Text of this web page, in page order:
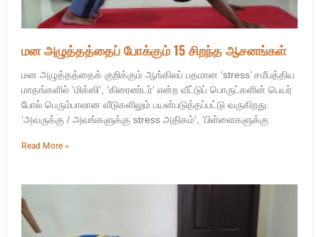
மன அழுத்தத்தைப் போக்கும் 15 சிறந்த ஆசனங்கள்
மன அழுத்தத்தைக் குறிக்கும் ஆங்கிலப் பதமான ‘stress’ சமீபத்திய
மாதங்களில் ‘மிக்ஸி’, ‘கிரைண்டர்’ என்ற வீட்டுப் பொருட்களின் பெயர்
போல் பெரும்பாலான வீடுகளிலும் பயன்படுத்தப்பட்டு வருகிறது.
‘அவருக்கு / அவங்களுக்கு stress அதிகம்’, ‘பிள்ளைகளுக்கு
Read More »